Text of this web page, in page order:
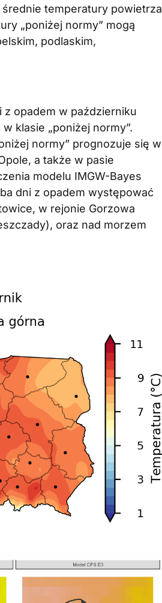
temperatury powietrza
„poniżej normy” mogą
podlaskim,
z opadem w październiku
klasie „poniżej normy”.
normy” prognozuje się w
a także w pasie
modelu IMGW-Bayes
dni z opadem występować
w rejonie Gorzowa
oraz nad morzem